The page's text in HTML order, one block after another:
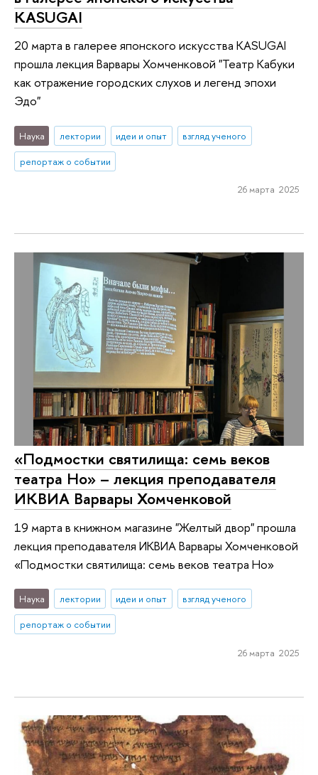
KASUGAI
20 марта в галерее японского искусства KASUGAI
прошла лекция Варвары Хомченковой "Театр Кабуки
как отражение городских слухов и легенд эпохи
Эдо"
Наука лектории идеи и опыт
взгляд ученого
репортаж о событии
26 марта 2025
«Подмостки святилища: семь веков
театра Но» – лекция преподавателя
ИКВИА Варвары Хомченковой
19 марта в книжном магазине "Желтый двор" прошла
лекция преподавателя ИКВИА Варвары Хомченковой
«Подмостки святилища: семь веков театра Но»
Наука лектории идеи и опыт
взгляд ученого
репортаж о событии
26 марта 2025